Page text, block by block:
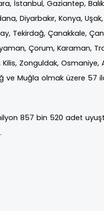
İstanbul, Gaziantep,
Diyarbakır, Konya, Uşak,
Tekirdağ, Çanakkale,
Çorum, Karaman,
Zonguldak, Osmaniye,
ve Muğla olmak üzere 57
857 bin 520 adet